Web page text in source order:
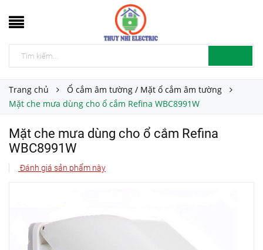
Trang chủ
Ổ cắm âm tường / Mặt ổ cắm âm tường
Mặt che mưa dùng cho ổ cắm Refina WBC8991W
Mặt che mưa dùng cho ổ cắm Refina
WBC8991W
Đánh giá sản phẩm này